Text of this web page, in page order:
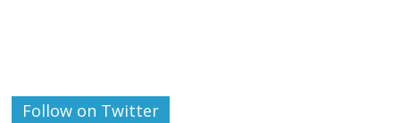
Follow on Twitter